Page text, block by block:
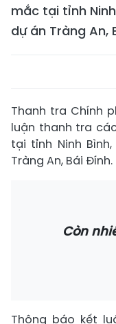
mắc tại tỉnh
dự án Tràng An,
Thanh tra Chính
luận thanh tra
tại tỉnh Ninh
Tràng An, Bái Đính.
Còn
Thông báo kết